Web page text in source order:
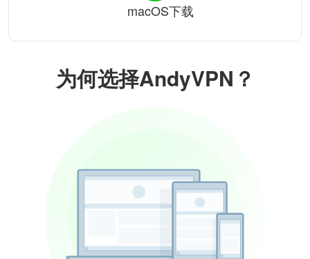
为何选择AndyVPN？
macOS下载